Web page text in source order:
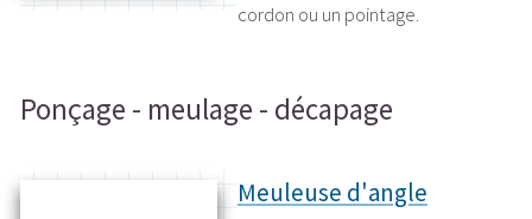
cordon ou un pointage.
Ponçage - meulage - décapage
Meuleuse d'angle